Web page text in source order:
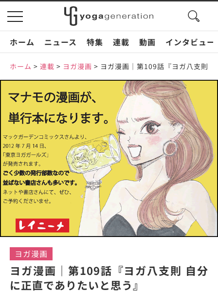
toggle
navigation
search
ホーム
ニュース 特集 連載 動画 インタビュー
ホーム > 連載 > ヨガ漫画 > ヨガ漫画｜第109話『ヨガ八支則
ヨガ漫画
ヨガ漫画｜第109話『ヨガ八支則 自分
に正直でありたいと思う』